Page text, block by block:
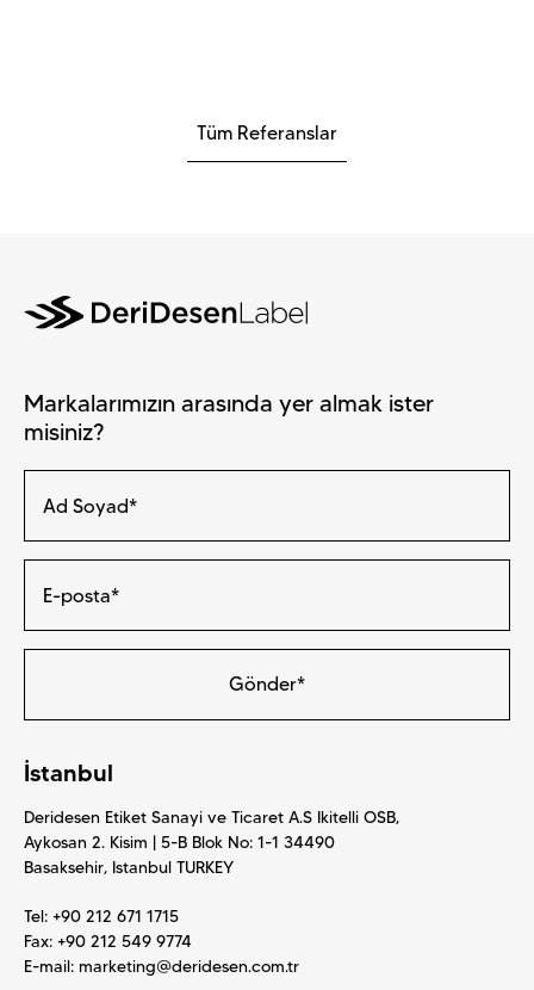
Tüm Referanslar
Markalarımızın arasında yer almak ister
misiniz?
Gönder*
İstanbul
Deridesen Etiket Sanayi ve Ticaret A.S Ikitelli OSB,
Aykosan 2. Kisim | 5-B Blok No: 1-1 34490
Basaksehir, Istanbul TURKEY
Tel: +90 212 671 1715
Fax: +90 212 549 9774
E-mail: marketing@deridesen.com.tr